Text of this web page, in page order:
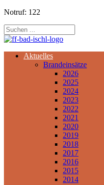
Notruf: 122
Aktuelles
Brandeinsätze
2026
2025
2024
2023
2022
2021
2020
2019
2018
2017
2016
2015
2014